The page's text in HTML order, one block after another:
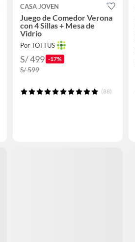
CASA JOVEN
Juego de Comedor Verona
con 4 Sillas + Mesa de
Vidrio
Por TOTTUS
S/ 499 -17%
S/ 599
(88)